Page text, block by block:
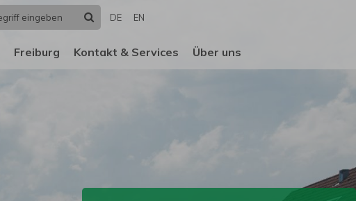
Suchen
DE EN
Freiburg Kontakt & Services Über uns